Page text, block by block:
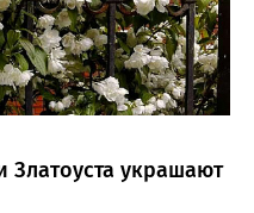
Златоуста украшают